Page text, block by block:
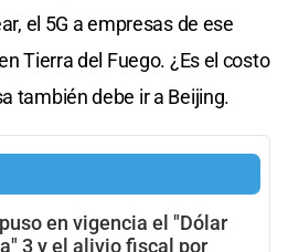
el 5G a empresas de ese
Tierra del Fuego. ¿Es el costo
también debe ir a Beijing.
en vigencia el "Dólar
3 y el alivio fiscal por